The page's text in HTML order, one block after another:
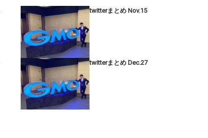
twitterまとめ Nov.15
twitterまとめ Dec.27